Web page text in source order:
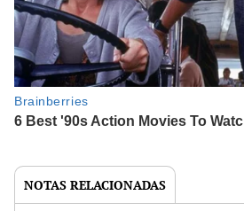
NOTAS RELACIONADAS